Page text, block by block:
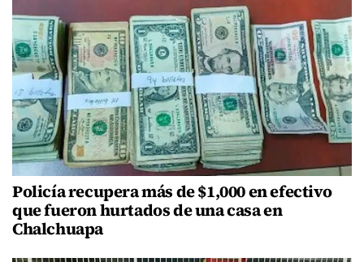
Policía recupera más de $1,000 en efectivo
que fueron hurtados de una casa en
Chalchuapa